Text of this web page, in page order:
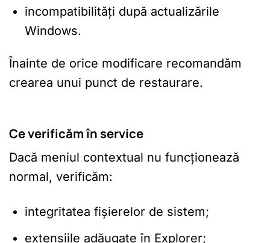
incompatibilități după actualizările
Windows.
Înainte de orice modificare recomandăm
crearea unui punct de restaurare.
Ce verificăm în service
Dacă meniul contextual nu funcționează
normal, verificăm:
integritatea fișierelor de sistem;
extensiile adăugate în Explorer;